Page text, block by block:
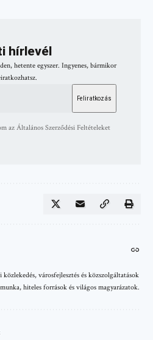
hírlevél
hetente egyszer. Ingyenes, bármikor
az Általános Szerződési Feltételeket
városfejlesztés és közszolgáltatások
hiteles források és világos magyarázatok.